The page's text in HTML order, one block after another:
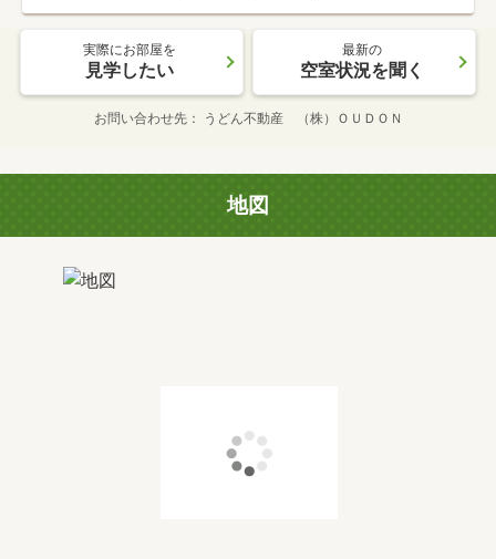
実際にお部屋を
見学したい
最新の
空室状況を聞く
お問い合わせ先 うどん不動産 （株）ＯＵＤＯＮ
地図